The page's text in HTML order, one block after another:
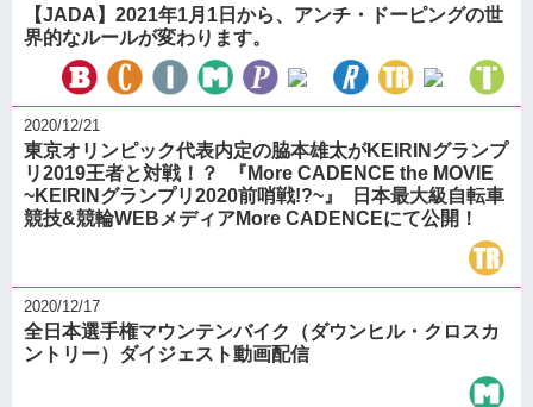
【JADA】2021年1月1日から、アンチ・ドーピングの世
界的なルールが変わります。
2020/12/21
東京オリンピック代表内定の脇本雄太がKEIRINグランプ
リ2019王者と対戦！？ 『More CADENCE the MOVIE
~KEIRINグランプリ2020前哨戦!?~』 日本最大級自転車
競技&競輪WEBメディアMore CADENCEにて公開！
2020/12/17
全日本選手権マウンテンバイク（ダウンヒル・クロスカ
ントリー）ダイジェスト動画配信